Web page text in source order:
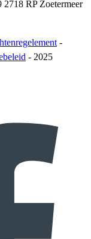
RP Zoetermeer
-
- 2025